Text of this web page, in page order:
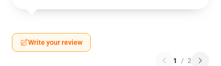
Write your review
1 / 2